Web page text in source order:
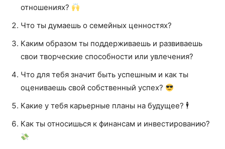
отношениях?
Что ты думаешь о семейных ценностях?
Каким образом ты поддерживаешь и развиваешь
свои творческие способности или увлечения?
Что для тебя значит быть успешным и как ты
оцениваешь свой собственный успех?
Какие у тебя карьерные планы на будущее? 🕴️
Как ты относишься к финансам и инвестированию?